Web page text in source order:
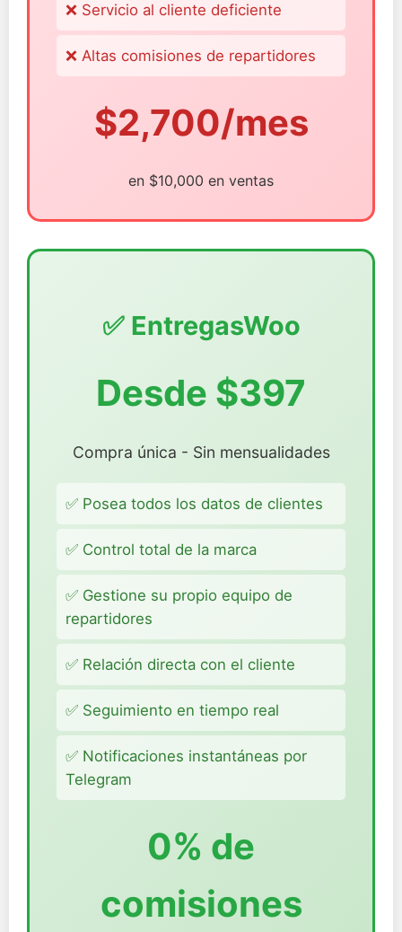
❌ Servicio al cliente deficiente
❌ Altas comisiones de repartidores
$2,700/mes
en $10,000 en ventas
✅ EntregasWoo
Desde $397
Compra única - Sin mensualidades
✅ Posea todos los datos de clientes
✅ Control total de la marca
✅ Gestione su propio equipo de
repartidores
✅ Relación directa con el cliente
✅ Seguimiento en tiempo real
✅ Notificaciones instantáneas por
Telegram
0% de
comisiones